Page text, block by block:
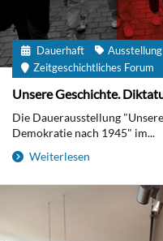
Dauerhaft
Ausstellung
Zeitgeschichtliches Forum
Unsere Geschichte.
Die Dauerausstellung
Demokratie nach 1945" im...
Weiterlesen